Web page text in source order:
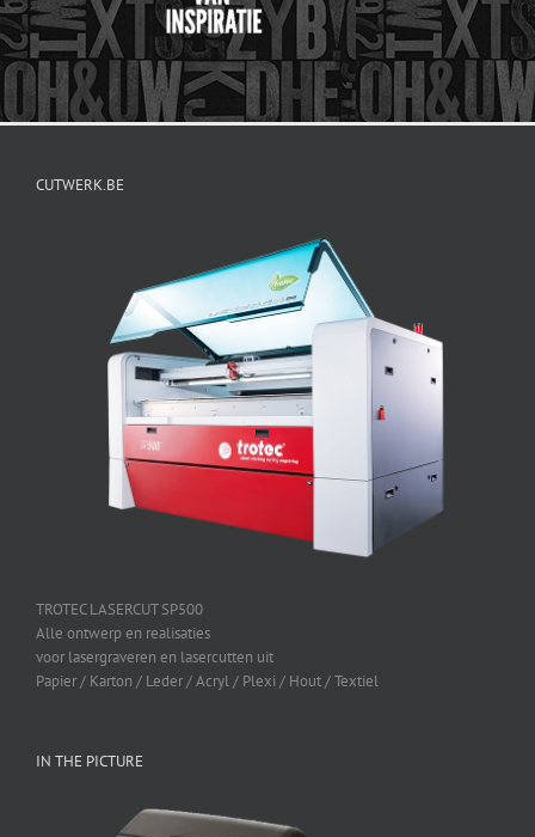
CUTWERK.BE
TROTEC LASERCUT SP500
Alle ontwerp en realisaties
voor lasergraveren en lasercutten uit
Papier / Karton / Leder / Acryl / Plexi / Hout / Textiel
IN THE PICTURE